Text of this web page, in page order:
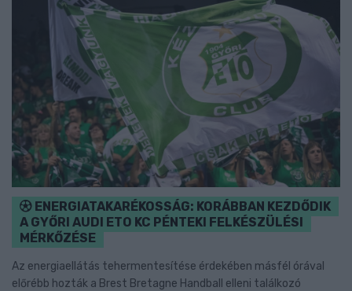
ENERGIATAKARÉKOSSÁG: KORÁBBAN KEZDŐDIK
A GYŐRI AUDI ETO KC PÉNTEKI FELKÉSZÜLÉSI
MÉRKŐZÉSE
Az energiaellátás tehermentesítése érdekében másfél órával
előrébb hozták a Brest Bretagne Handball elleni találkozó